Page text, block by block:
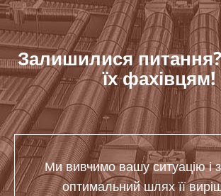
Залишилися
їх фахівцям!
Ми вивчимо вашу ситуацію і
оптимальний шлях її